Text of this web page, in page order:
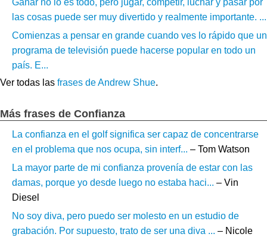
Ganar no lo es todo, pero jugar, competir, luchar y pasar por
las cosas puede ser muy divertido y realmente importante. ...
Comienzas a pensar en grande cuando ves lo rápido que un
programa de televisión puede hacerse popular en todo un
país. E...
Ver todas las frases de Andrew Shue.
Más frases de Confianza
La confianza en el golf significa ser capaz de concentrarse
en el problema que nos ocupa, sin interf... – Tom Watson
La mayor parte de mi confianza provenía de estar con las
damas, porque yo desde luego no estaba haci... – Vin
Diesel
No soy diva, pero puedo ser molesto en un estudio de
grabación. Por supuesto, trato de ser una diva ... – Nicole